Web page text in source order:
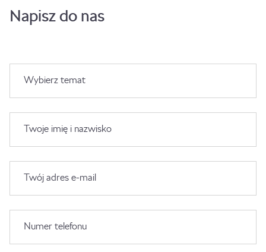
Napisz do nas
Wybierz temat
Twoje imię i nazwisko
Twój adres e-mail
Numer telefonu